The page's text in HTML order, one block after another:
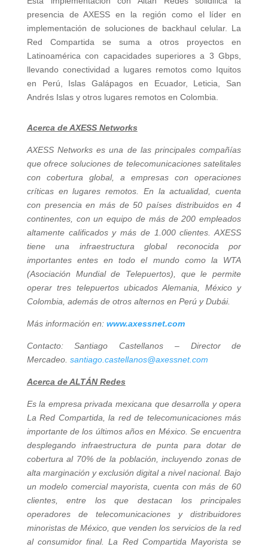
presencia de AXESS en la región como el líder en
implementación de soluciones de backhaul celular. La
Red Compartida se suma a otros proyectos en
Latinoamérica con capacidades superiores a 3 Gbps,
llevando conectividad a lugares remotos como Iquitos
en Perú, Islas Galápagos en Ecuador, Leticia, San
Andrés Islas y otros lugares remotos en Colombia.
Acerca de AXESS Networks
AXESS Networks es una de las principales compañías
que ofrece soluciones de telecomunicaciones satelitales
con cobertura global, a empresas con operaciones
críticas en lugares remotos. En la actualidad, cuenta
con presencia en más de 50 países distribuidos en 4
continentes, con un equipo de más de 200 empleados
altamente calificados y más de 1.000 clientes. AXESS
tiene una infraestructura global reconocida por
importantes entes en todo el mundo como la WTA
(Asociación Mundial de Telepuertos), que le permite
operar tres telepuertos ubicados Alemania, México y
Colombia, además de otros alternos en Perú y Dubái.
Más información en: www.axessnet.com
Contacto: Santiago Castellanos – Director de
Mercadeo. santiago.castellanos@axessnet.com
Acerca de ALTÁN Redes
Es la empresa privada mexicana que desarrolla y opera
La Red Compartida, la red de telecomunicaciones más
importante de los últimos años en México. Se encuentra
desplegando infraestructura de punta para dotar de
cobertura al 70% de la población, incluyendo zonas de
alta marginación y exclusión digital a nivel nacional. Bajo
un modelo comercial mayorista, cuenta con más de 60
clientes, entre los que destacan los principales
operadores de telecomunicaciones y distribuidores
minoristas de México, que venden los servicios de la red
al consumidor final. La Red Compartida Mayorista se